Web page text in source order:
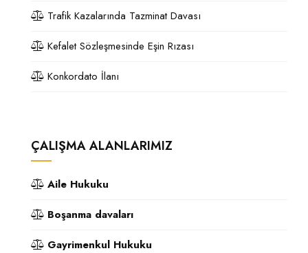
Trafik Kazalarında Tazminat Davası
Kefalet Sözleşmesinde Eşin Rızası
Konkordato İlanı
ÇALIŞMA ALANLARIMIZ
Aile Hukuku
Boşanma davaları
Gayrimenkul Hukuku